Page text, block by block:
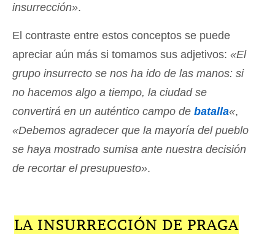
insurrección».
El contraste entre estos conceptos se puede
apreciar aún más si tomamos sus adjetivos: «El
grupo insurrecto se nos ha ido de las manos: si
no hacemos algo a tiempo, la ciudad se
convertirá en un auténtico campo de batalla«,
«Debemos agradecer que la mayoría del pueblo
se haya mostrado sumisa ante nuestra decisión
de recortar el presupuesto».
LA INSURRECCIÓN DE PRAGA